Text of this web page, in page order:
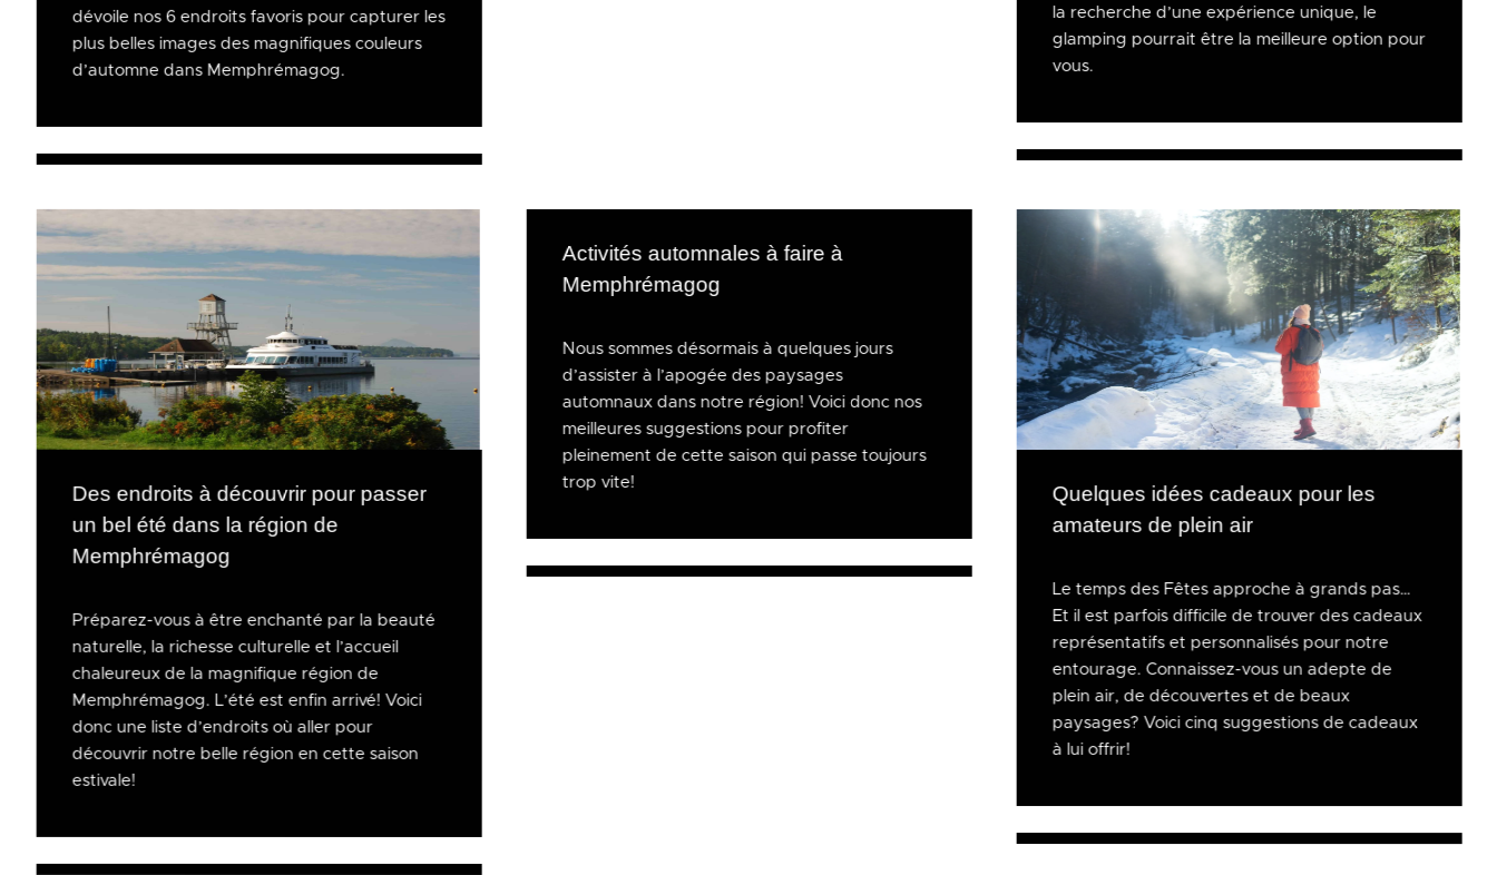
dévoile nos 6 endroits favoris pour capturer les
plus belles images des magnifiques couleurs
d’automne dans Memphrémagog.
la recherche d’une expérience unique, le
glamping pourrait être la meilleure option pour
vous.
Des endroits à découvrir pour passer
un bel été dans la région de
Memphrémagog
Préparez-vous à être enchanté par la beauté
naturelle, la richesse culturelle et l’accueil
chaleureux de la magnifique région de
Memphrémagog. L’été est enfin arrivé! Voici
donc une liste d’endroits où aller pour
découvrir notre belle région en cette saison
estivale!
Activités automnales à faire à
Memphrémagog
Nous sommes désormais à quelques jours
d’assister à l’apogée des paysages
automnaux dans notre région! Voici donc nos
meilleures suggestions pour profiter
pleinement de cette saison qui passe toujours
trop vite! Quelques idées cadeaux pour les
amateurs de plein air
Le temps des Fêtes approche à grands pas…
Et il est parfois difficile de trouver des cadeaux
représentatifs et personnalisés pour notre
entourage. Connaissez-vous un adepte de
plein air, de découvertes et de beaux
paysages? Voici cinq suggestions de cadeaux
à lui offrir!